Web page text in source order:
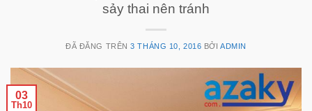
sảy thai nên tránh
ĐÃ ĐĂNG TRÊN3 THÁNG 10, 2016 BỞIADMIN
03
Th10